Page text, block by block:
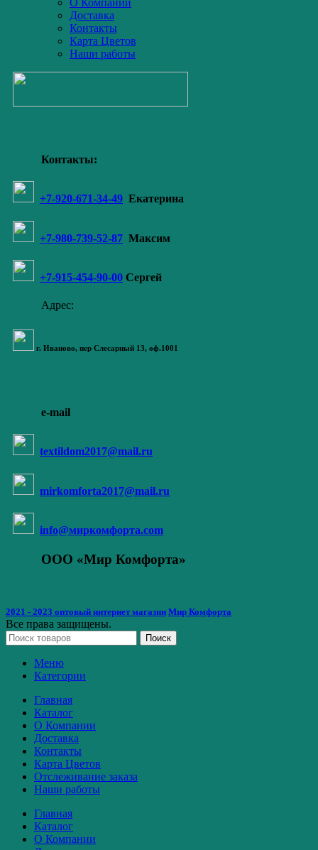
О Компании
Доставка
Контакты
Карта Цветов
Наши работы
Контакты:
+7-920-671-34-49 Екатерина
+7-980-739-52-87 Максим
+7-915-454-90-00 Сергей
Адрес:
г. Иваново, пер Слесарный 13, оф.1001
e-mail
textildom2017@mail.ru
mirkomforta2017@mail.ru
info@миркомфорта.com
ООО «Мир Комфорта»
2021 - 2023 оптовый интернет магазин Мир Комфорта
Все права защищены.
Поиск
Меню
Категории
Главная
Каталог
О Компании
Доставка
Контакты
Карта Цветов
Отслеживание заказа
Наши работы
Главная
Каталог
О Компании